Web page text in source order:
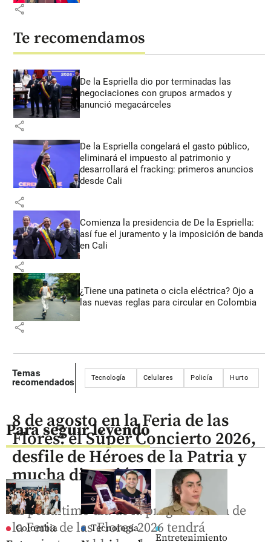
share
Te recomendamos
De la Espriella dio por terminadas las
negociaciones con grupos armados y
anunció megacárceles
share
De la Espriella congelará el gasto público,
eliminará el impuesto al patrimonio y
desarrollará el fracking: primeros anuncios
desde Cali
share
Comienza la presidencia de De la Espriella:
así fue el juramento y la imposición de banda
en Cali
share
¿Tiene una patineta o cicla eléctrica? Ojo a
las nuevas reglas para circular en Colombia
share
Temas
recomendados
Tecnología Celulares Policía Hurto
Para seguir leyendo
Colombia Tecnología
Entretenimiento
8 de agosto en la Feria de las
Flores: el Súper Concierto 2026,
desfile de Héroes de la Patria y
mucha diversión
El penúltimo día de la programación de
la Feria de las Flores 2026 tendrá